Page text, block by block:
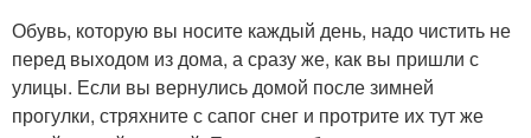
Обувь, которую вы носите каждый день, надо чистить не
перед выходом из дома, а сразу же, как вы пришли с
улицы. Если вы вернулись домой после зимней
прогулки, стряхните с сапог снег и протрите их тут же